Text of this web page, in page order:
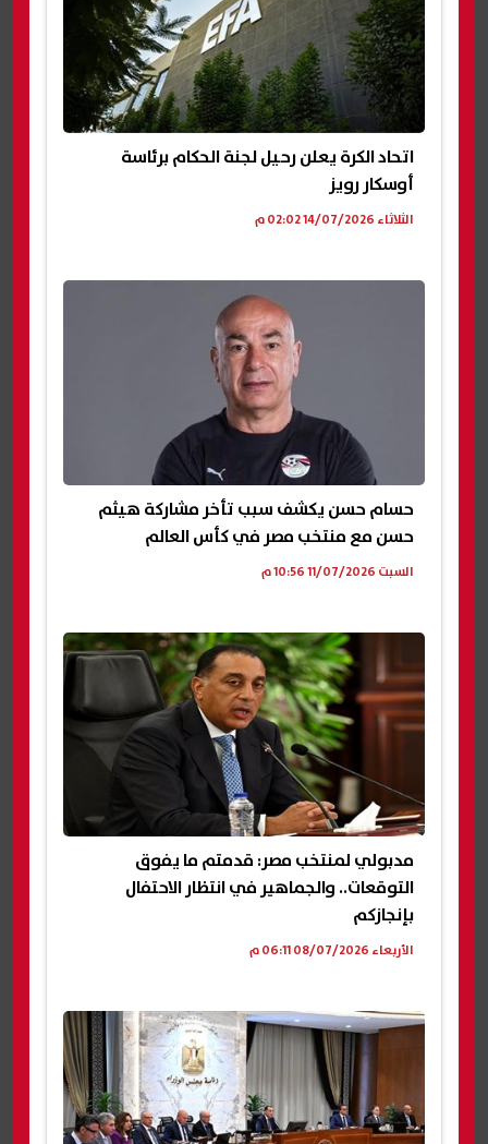
اتحاد الكرة يعلن رحيل لجنة الحكام برئاسة
أوسكار رويز
الثلاثاء 14/07/2026 02:02 م
حسام حسن يكشف سبب تأخر مشاركة هيثم
حسن مع منتخب مصر في كأس العالم
السبت 11/07/2026 10:56 م
مدبولي لمنتخب مصر: قدمتم ما يفوق
التوقعات.. والجماهير في انتظار الاحتفال
بإنجازكم
الأربعاء 08/07/2026 06:11 م